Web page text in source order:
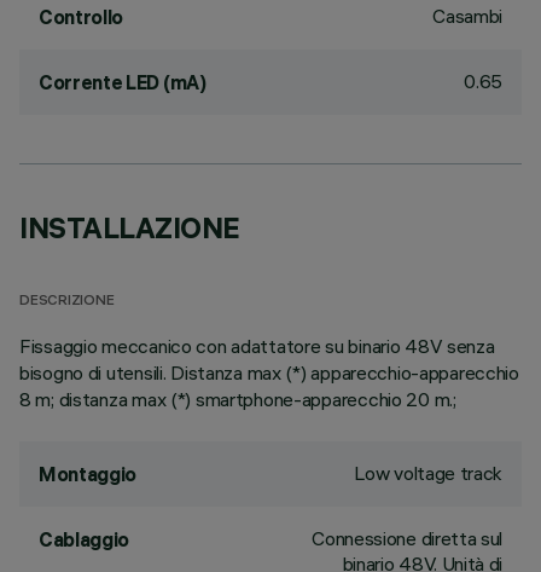
Controllo Casambi
Corrente LED (mA) 0.65
INSTALLAZIONE
DESCRIZIONE
Fissaggio meccanico con adattatore su binario 48V senza
bisogno di utensili. Distanza max (*) apparecchio-apparecchio
8 m; distanza max (*) smartphone-apparecchio 20 m.;
Montaggio Low voltage track
Cablaggio
Connessione diretta sul
binario 48V. Unità di